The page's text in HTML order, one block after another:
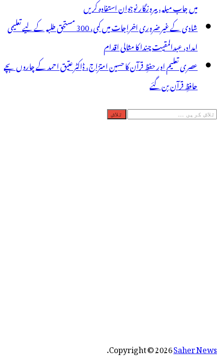
میں جاب میلہ، بیروزگار نوجوان استفادہ کریں
شادی کے غیر ضروری اخراجات میں کمی، 300 مستحق طلبہ کے لیے تعلیمی
امداد، عبدالمقیت چندا کا مثالی اقدام
عصری تعلیم اور حفظِ قرآن کا حسین امتزاج، ڈاکٹر عتیق احمد کے چاروں بچے
حافظِ قرآن بن گئے
تلاش
Copyright © 2026Saher News
.